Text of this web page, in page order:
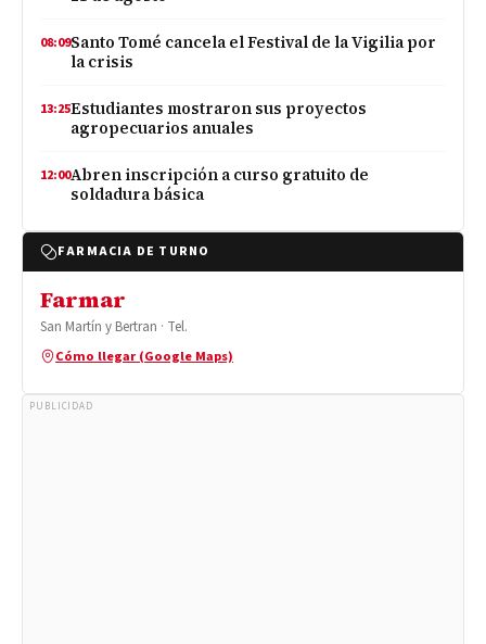
08:09Santo Tomé cancela el Festival de la Vigilia por
la crisis
13:25Estudiantes mostraron sus proyectos
agropecuarios anuales
12:00Abren inscripción a curso gratuito de
soldadura básica
FARMACIA DE TURNO
Farmar
San Martín y Bertran · Tel.
Cómo llegar (Google Maps)
PUBLICIDAD